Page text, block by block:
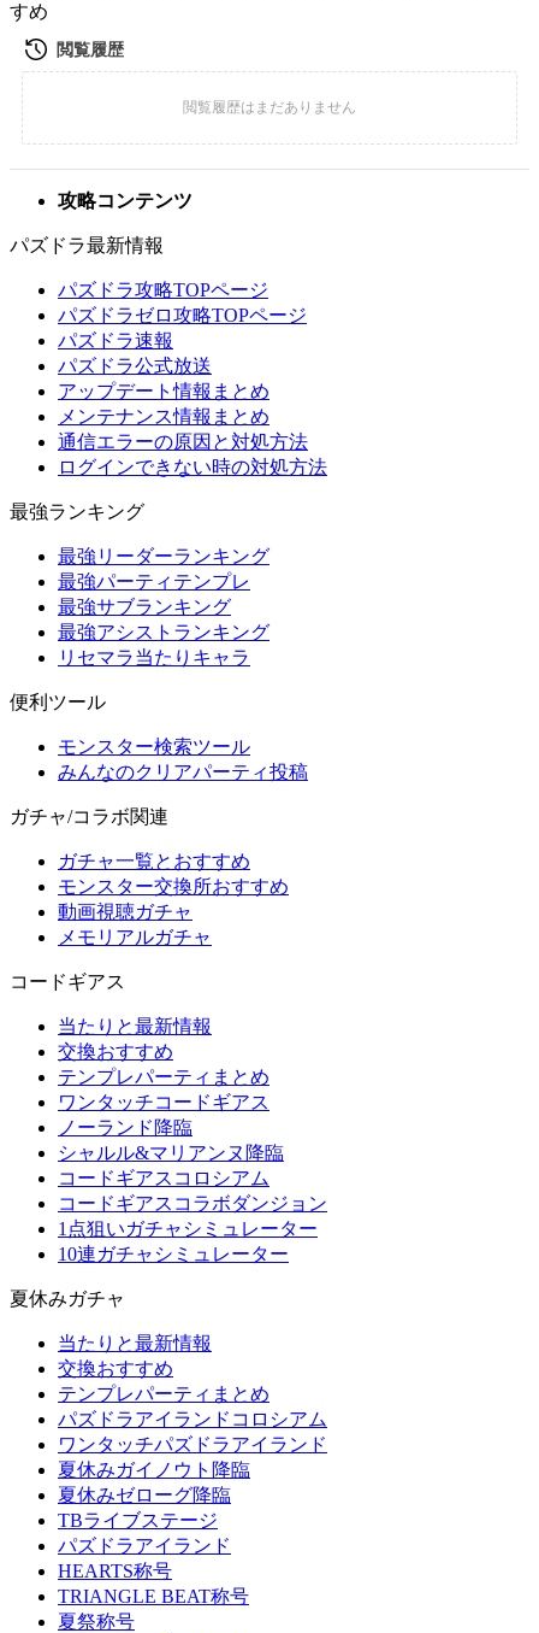
すめ
攻略コンテンツ
パズドラ最新情報
パズドラ攻略TOPページ
パズドラゼロ攻略TOPページ
パズドラ速報
パズドラ公式放送
アップデート情報まとめ
メンテナンス情報まとめ
通信エラーの原因と対処方法
ログインできない時の対処方法
最強ランキング
最強リーダーランキング
最強パーティテンプレ
最強サブランキング
最強アシストランキング
リセマラ当たりキャラ
便利ツール
モンスター検索ツール
みんなのクリアパーティ投稿
ガチャ/コラボ関連
ガチャ一覧とおすすめ
モンスター交換所おすすめ
動画視聴ガチャ
メモリアルガチャ
コードギアス
当たりと最新情報
交換おすすめ
テンプレパーティまとめ
ワンタッチコードギアス
ノーランド降臨
シャルル&マリアンヌ降臨
コードギアスコロシアム
コードギアスコラボダンジョン
1点狙いガチャシミュレーター
10連ガチャシミュレーター
夏休みガチャ
当たりと最新情報
交換おすすめ
テンプレパーティまとめ
パズドラアイランドコロシアム
ワンタッチパズドラアイランド
夏休みガイノウト降臨
夏休みゼローグ降臨
TBライブステージ
パズドラアイランド
HEARTS称号
TRIANGLE BEAT称号
夏祭称号